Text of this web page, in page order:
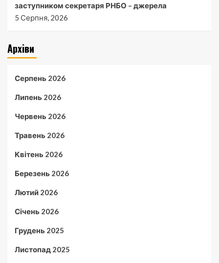
заступником секретаря РНБО – джерела
5 Серпня, 2026
Архіви
Серпень 2026
Липень 2026
Червень 2026
Травень 2026
Квітень 2026
Березень 2026
Лютий 2026
Січень 2026
Грудень 2025
Листопад 2025